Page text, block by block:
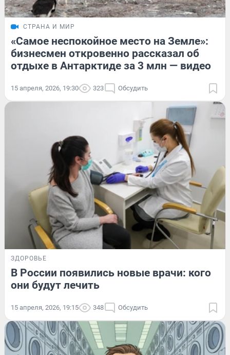
СТРАНА И МИР
«Самое неспокойное место на Земле»:
бизнесмен откровенно рассказал об
отдыхе в Антарктиде за 3 млн — видео
15 апреля, 2026, 19:30 323 Обсудить
ЗДОРОВЬЕ
В России появились новые врачи: кого
они будут лечить
15 апреля, 2026, 19:15 348 Обсудить